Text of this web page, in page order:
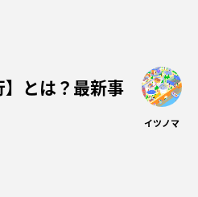
】とは？最新事
イツノマ